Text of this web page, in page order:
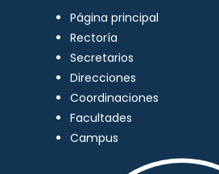
Página principal
Rectoría
Secretarios
Direcciones
Coordinaciones
Facultades
Campus